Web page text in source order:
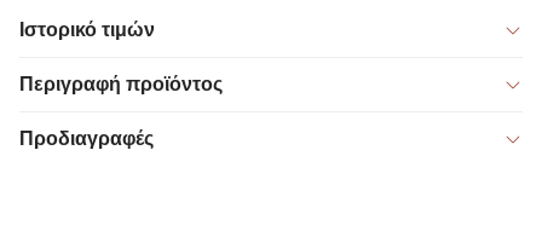
Ιστορικό τιμών
Περιγραφή προϊόντος
Προδιαγραφές